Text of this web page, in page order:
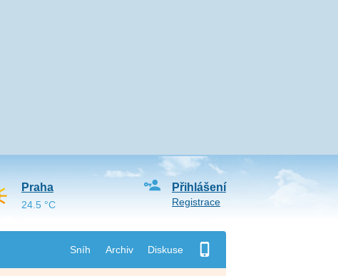
Sníh Archiv Diskuse
Přihlášení
Registrace
Praha
24.5 °C